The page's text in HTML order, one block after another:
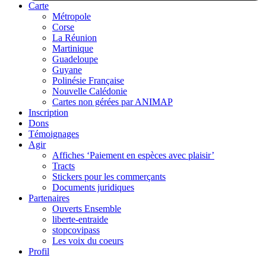
Carte
Métropole
Corse
La Réunion
Martinique
Guadeloupe
Guyane
Polinésie Française
Nouvelle Calédonie
Cartes non gérées par ANIMAP
Inscription
Dons
Témoignages
Agir
Affiches ‘Paiement en espèces avec plaisir’
Tracts
Stickers pour les commerçants
Documents juridiques
Partenaires
Ouverts Ensemble
liberte-entraide
stopcovipass
Les voix du coeurs
Profil